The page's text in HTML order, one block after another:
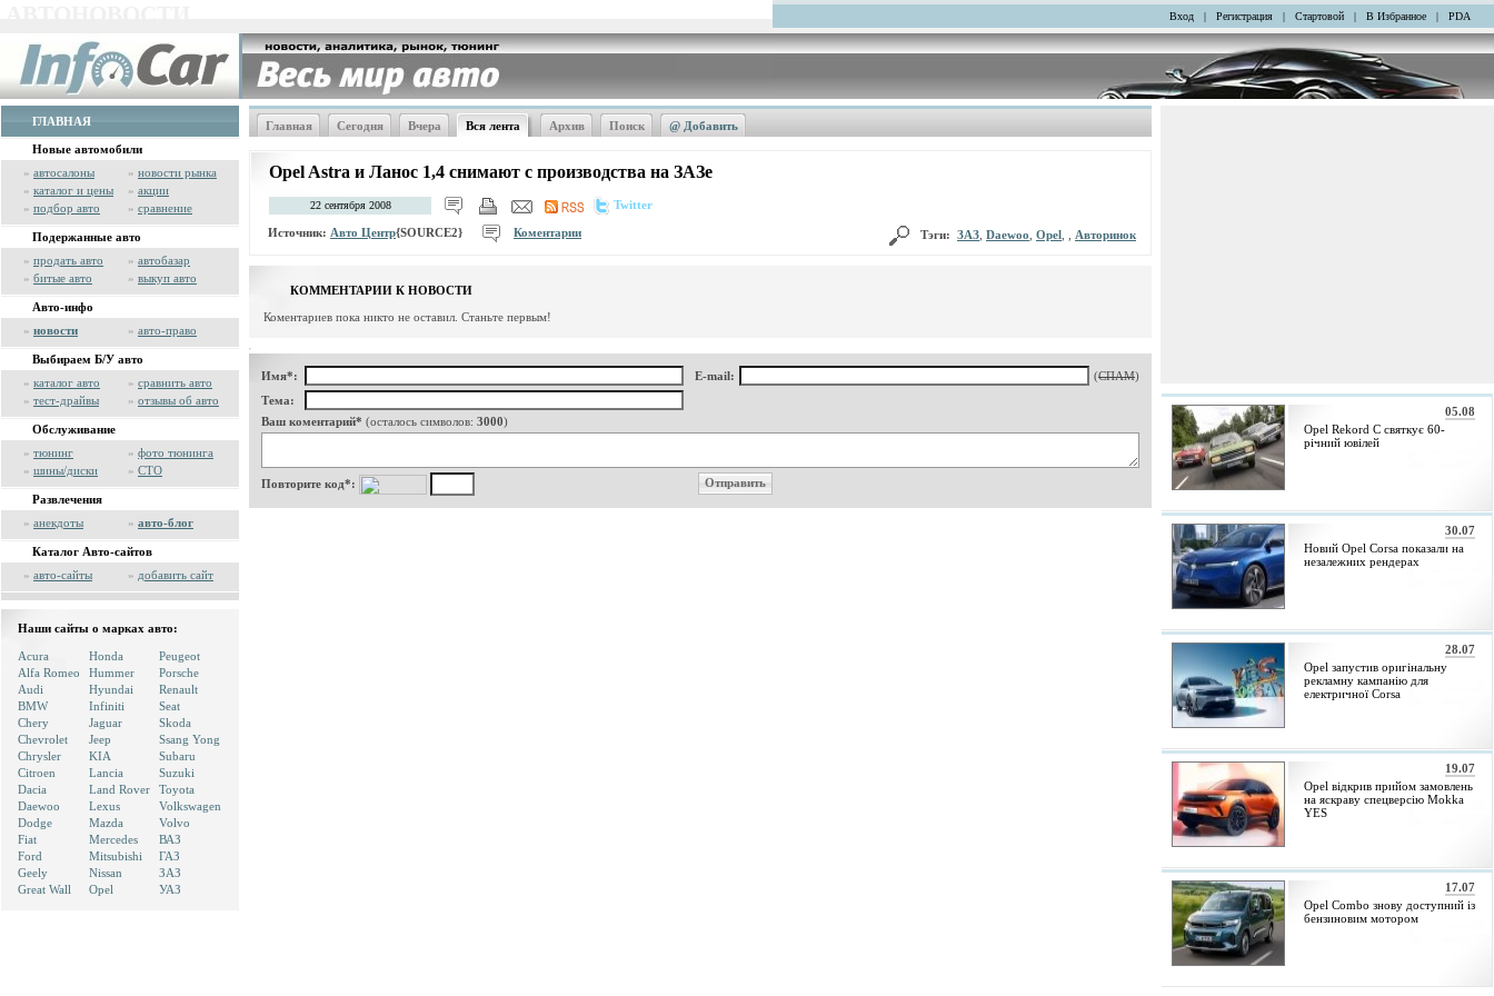
Вход | Регистрация | Стартовой | В Избранное | PDA
ГЛАВНАЯ
Новые автомобили
» автосалоны » новости рынка
» каталог и цены » акции
» подбор авто » сравнение
Подержанные авто
» продать авто » автобазар
» битые авто » выкуп авто
Авто-инфо
» новости » авто-право
Выбираем Б/У авто
» каталог авто » сравнить авто
» тест-драйвы » отзывы об авто
Обслуживание
» тюнинг » фото тюнинга
» шины/диски » СТО
Развлечения
» анекдоты » авто-блог
Каталог Авто-сайтов
» авто-сайты » добавить сайт
Наши сайты о марках авто:
Acura
Alfa Romeo
Audi
BMW
Chery
Chevrolet
Chrysler
Citroen
Dacia
Daewoo
Dodge
Fiat
Ford
Geely
Great Wall
Honda
Hummer
Hyundai
Infiniti
Jaguar
Jeep
KIA
Lancia
Land Rover
Lexus
Mazda
Mercedes
Mitsubishi
Nissan
Opel
Peugeot
Porsche
Renault
Seat
Skoda
Ssang Yong
Subaru
Suzuki
Toyota
Volkswagen
Volvo
ВАЗ
ГАЗ
ЗАЗ
УАЗ
Главная Сегодня Вчера Вся лента Архив Поиск @ Добавить
Opel Astra и Ланос 1,4 снимают с производства на ЗАЗе
22 сентября 2008 Twitter
Источник: Авто Центр{SOURCE2} Коментарии Тэги: ЗАЗ Daewoo Opel Авторинок
КОММЕНТАРИИ К НОВОСТИ
Коментариев пока никто не оставил. Станьте первым!
Имя*: E-mail: (СПАМ)
Тема:
Ваш коментарий* (осталось символов: 3000)
Повторите код*:
05.08
Opel Rekord C святкує 60-
річний ювілей
30.07
Новий Opel Corsa показали на
незалежних рендерах
28.07
Opel запустив оригінальну
рекламну кампанію для
електричної Corsa
19.07
Opel відкрив прийом замовлень
на яскраву спецверсію Mokka
YES
17.07
Opel Combo знову доступний із
бензиновим мотором